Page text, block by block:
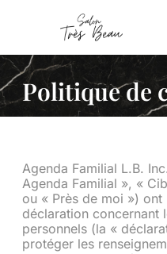
Politique de
Agenda Familial L.B.
Agenda Familial », «
ou « Près de moi »)
déclaration concernant
personnels (la «
protéger les